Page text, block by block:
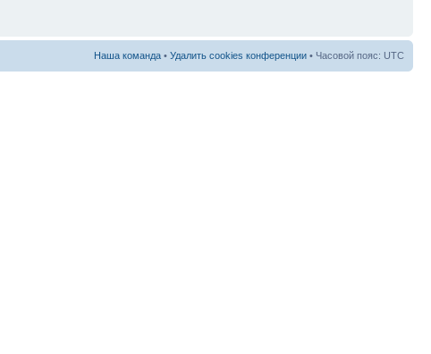
Наша команда • Удалить cookies конференции • Часовой пояс: UTC